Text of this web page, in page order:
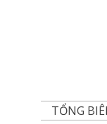
TỔNG